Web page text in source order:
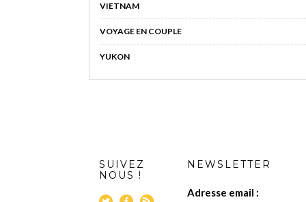
VIETNAM
VOYAGE EN COUPLE
YUKON
SUIVEZ
NOUS !
NEWSLETTER
Adresse email :